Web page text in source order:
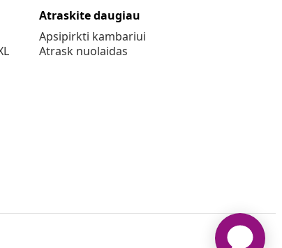
Atraskite daugiau
Apsipirkti kambariui
Atrask nuolaidas